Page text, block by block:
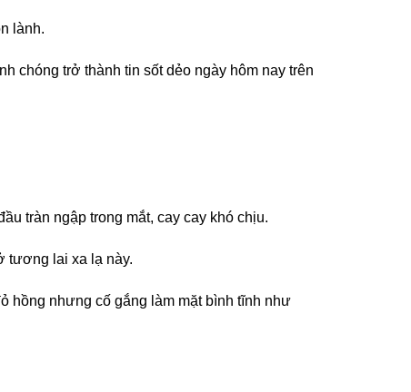
lành.
chóng trở thành tin sốt dẻo ngày hôm nay trên
tràn ngập trong mắt, cay cay khó chịu.
tương lai xa lạ này.
hồng nhưng cố gắng làm mặt bình tĩnh như